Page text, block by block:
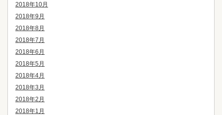
2018年10月
2018年9月
2018年8月
2018年7月
2018年6月
2018年5月
2018年4月
2018年3月
2018年2月
2018年1月